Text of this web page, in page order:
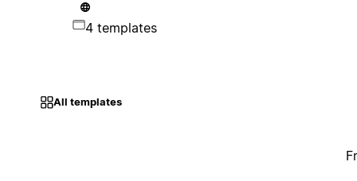
4 templates
All templates